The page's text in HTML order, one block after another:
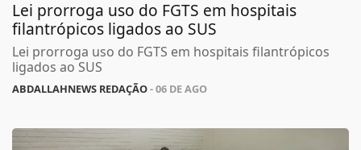
Lei prorroga uso do FGTS em hospitais
filantrópicos ligados ao SUS
Lei prorroga uso do FGTS em hospitais filantrópicos
ligados ao SUS
ABDALLAHNEWS REDAÇÃO- 06 DE AGO